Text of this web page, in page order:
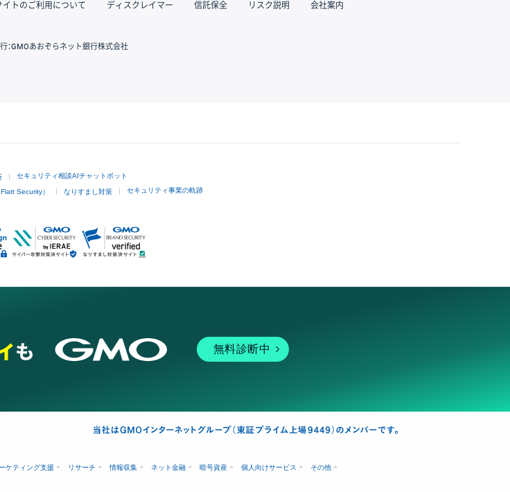
イトのご利用について ディスクレイマー 信託保全 リスク説明 会社案内
：GMOあおぞらネット銀行株式会社
セキュリティ相談AIチャットボット
Security） なりすまし対策 セキュリティ事業の軌跡
無料診断中
ケティング支援 リサーチ 情報収集 ネット金融 暗号資産 個人向けサービス その他